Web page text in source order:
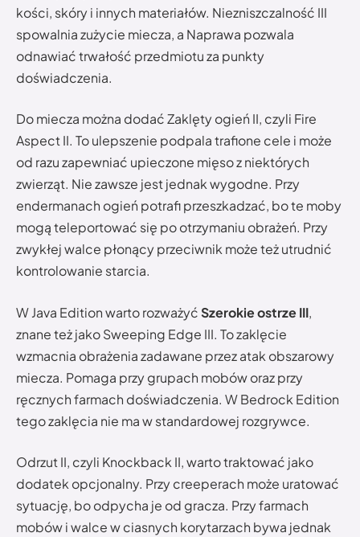
kości, skóry i innych materiałów. Niezniszczalność III
spowalnia zużycie miecza, a Naprawa pozwala
odnawiać trwałość przedmiotu za punkty
doświadczenia.
Do miecza można dodać Zaklęty ogień II, czyli Fire
Aspect II. To ulepszenie podpala trafione cele i może
od razu zapewniać upieczone mięso z niektórych
zwierząt. Nie zawsze jest jednak wygodne. Przy
endermanach ogień potrafi przeszkadzać, bo te moby
mogą teleportować się po otrzymaniu obrażeń. Przy
zwykłej walce płonący przeciwnik może też utrudnić
kontrolowanie starcia.
W Java Edition warto rozważyćSzerokie ostrze III,
znane też jako Sweeping Edge III. To zaklęcie
wzmacnia obrażenia zadawane przez atak obszarowy
miecza. Pomaga przy grupach mobów oraz przy
ręcznych farmach doświadczenia. W Bedrock Edition
tego zaklęcia nie ma w standardowej rozgrywce.
Odrzut II, czyli Knockback II, warto traktować jako
dodatek opcjonalny. Przy creeperach może uratować
sytuację, bo odpycha je od gracza. Przy farmach
mobów i walce w ciasnych korytarzach bywa jednak